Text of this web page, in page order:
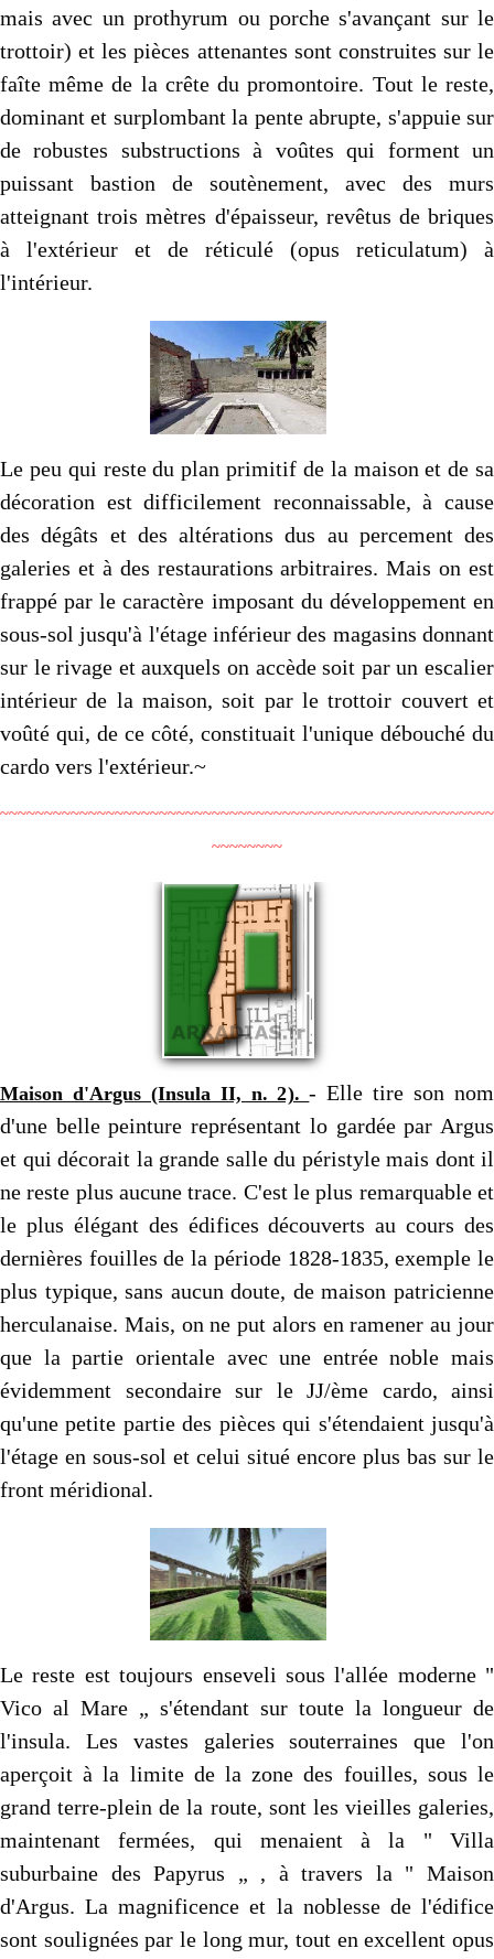
mais avec un prothyrum ou porche s'avançant sur le
trottoir) et les pièces attenantes sont construites sur le
faîte même de la crête du promontoire. Tout le reste,
dominant et surplombant la pente abrupte, s'appuie sur
de robustes substructions à voûtes qui forment un
puissant bastion de soutènement, avec des murs
atteignant trois mètres d'épaisseur, revêtus de briques
à l'extérieur et de réticulé (opus reticulatum) à
l'intérieur.
Le peu qui reste du plan primitif de la maison et de sa
décoration est difficilement reconnaissable, à cause
des dégâts et des altérations dus au percement des
galeries et à des restaurations arbitraires. Mais on est
frappé par le caractère imposant du développement en
sous-sol jusqu'à l'étage infé­rieur des magasins donnant
sur le rivage et auxquels on accède soit par un escalier
intérieur de la maison, soit par le trottoir couvert et
voûté qui, de ce côté, constituait l'unique débouché du
cardo vers l'extérieur.~
~~~~~~~~~~~~~~~~~~~~~~~~~~~~~~~~~~~~~~~~~~~~~~~~~~~~~~~~
~~~~~~~~
Maison d'Argus (Insula II, n. 2).- Elle tire son nom
d'une belle peinture représentant lo gardée par Argus
et qui décorait la grande salle du péristyle mais dont il
ne reste plus aucune trace. C'est le plus remarquable et
le plus élégant des édifices découverts au cours des
dernières fouilles de la période 1828-1835, exemple le
plus typique, sans aucun doute, de maison patricienne
herculanaise. Mais, on ne put alors en ramener au jour
que la partie orientale avec une entrée noble mais
évidem­ment secondaire sur le JJ/ème cardo, ainsi
qu'une petite partie des pièces qui s'étendaient jusqu'à
l'étage en sous-sol et celui situé encore plus bas sur le
front méridional.
Le reste est tou­jours enseveli sous l'allée moderne "
Vico al Mare „ s'étendant sur toute la longueur de
l'insula. Les vastes galeries souterraines que l'on
aperçoit à la limite de la zone des fouilles, sous le
grand terre-plein de la route, sont les vieilles galeries,
mainte­nant fermées, qui menaient à la " Villa
suburbaine des Papy­rus „ , à travers la " Maison
d'Argus. La magnificence et la noblesse de l'édifice
sont soulignées par le long mur, tout en excellent opus